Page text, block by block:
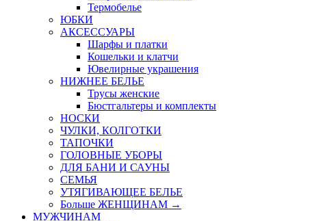
Термобелье
ЮБКИ
AКСЕССУАРЫ
Шарфы и платки
Кошельки и клатчи
Ювелирные украшения
НИЖНЕЕ БЕЛЬЕ
Трусы женские
Бюстгальтеры и комплекты
НОСКИ
ЧУЛКИ, КОЛГОТКИ
ТАПОЧКИ
ГОЛОВНЫЕ УБОРЫ
ДЛЯ БАНИ И САУНЫ
СЕМЬЯ
УТЯГИВАЮЩЕЕ БЕЛЬЕ
Больше ЖЕНЩИНАМ →
МУЖЧИНАМ